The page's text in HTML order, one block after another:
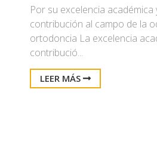
Por su excelencia académica
contribución al campo de la
ortodoncia La excelencia
contribució...
LEER MÁS